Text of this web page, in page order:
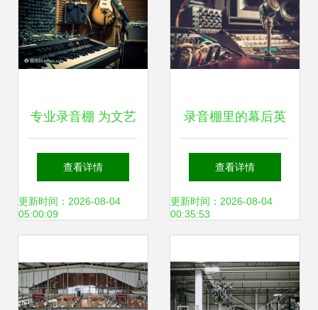
专业录音棚 为文艺
创作服务的艺术空
间
查看详情
更新时间：2026-08-04
05:00:09
录音棚里的幕后英
雄 音乐制作人的工
作与创作
查看详情
更新时间：2026-08-04
00:35:53